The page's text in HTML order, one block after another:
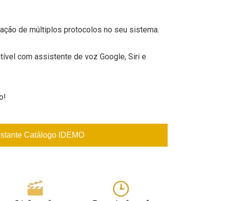
de múltiplos protocolos no seu sistema.
com assistente de voz Google, Siri e
Catálogo IDEMO